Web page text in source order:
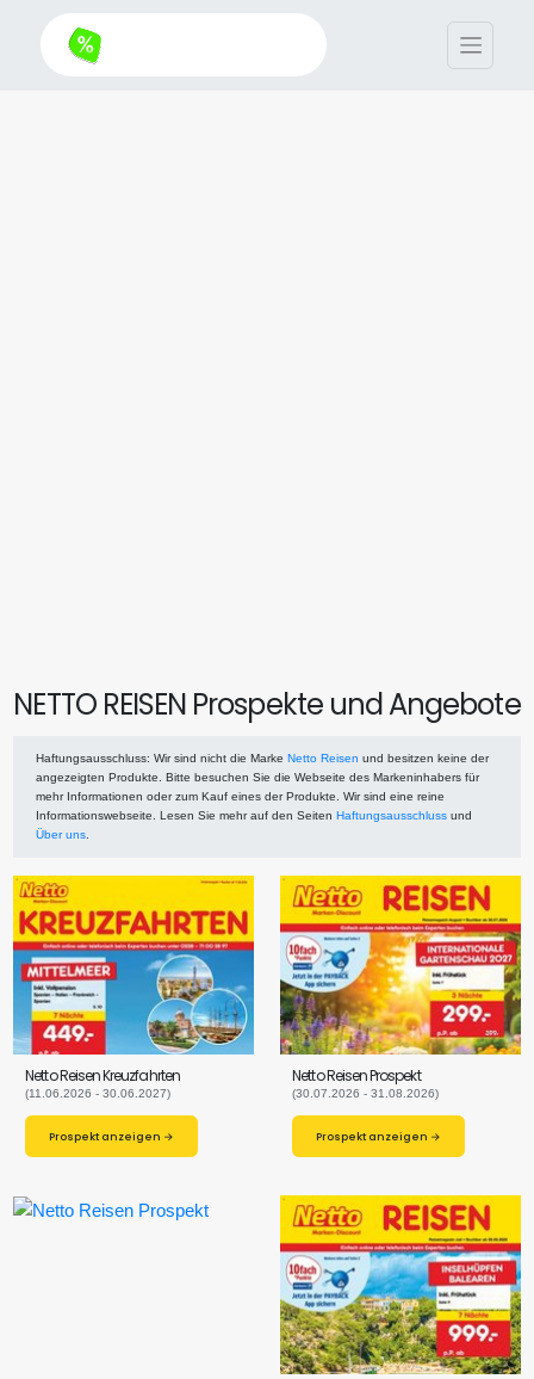
NETTO REISEN Prospekte und Angebote
Haftungsausschluss: Wir sind nicht die Marke Netto Reisen und besitzen keine der
angezeigten Produkte. Bitte besuchen Sie die Webseite des Markeninhabers für
mehr Informationen oder zum Kauf eines der Produkte. Wir sind eine reine
Informationswebseite. Lesen Sie mehr auf den Seiten Haftungsausschluss und
Über uns
Netto Reisen Kreuzfahrten
(11.06.2026 - 30.06.2027)
Prospekt anzeigen →
Netto Reisen Prospekt
(30.07.2026 - 31.08.2026)
Prospekt anzeigen →